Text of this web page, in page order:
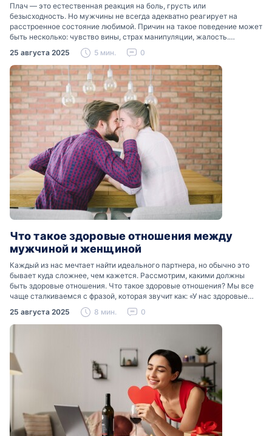
Плач — это естественная реакция на боль, грусть или
безысходность. Но мужчины не всегда адекватно реагирует на
расстроенное состояние любимой. Причин на такое поведение может
быть несколько: чувство вины, страх манипуляции, жалость.
Разобраться, почему мужчины боятся женских слез, помогут советы
психологов…
25 августа 2025 5 мин. 0
Что такое здоровые отношения между
мужчиной и женщиной
Каждый из нас мечтает найти идеального партнера, но обычно это
бывает куда сложнее, чем кажется. Рассмотрим, какими должны
быть здоровые отношения. Что такое здоровые отношения? Мы все
чаще сталкиваемся с фразой, которая звучит как: «У нас здоровые
отношения». Что именно подразумевается…
25 августа 2025 8 мин. 0